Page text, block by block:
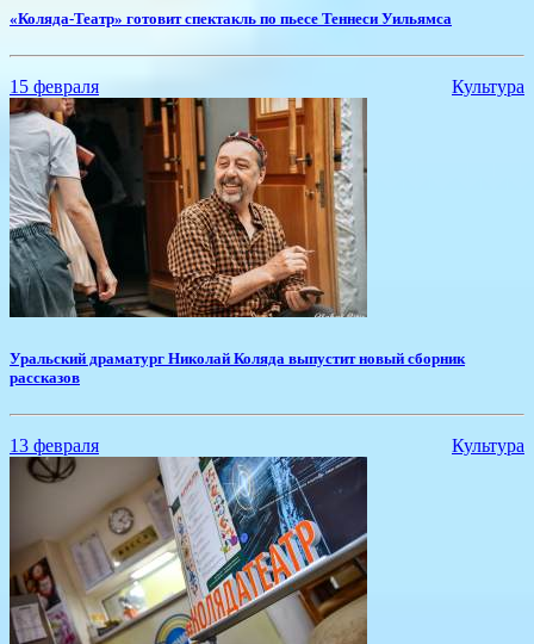
«Коляда-Театр» готовит спектакль по пьесе Теннеси Уильямса
15 февраля Культура
Уральский драматург Николай Коляда выпустит новый сборник
рассказов
13 февраля Культура